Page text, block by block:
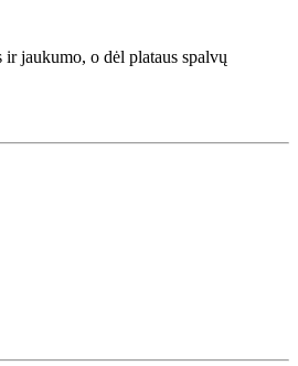
jaukumo, o dėl plataus spalvų